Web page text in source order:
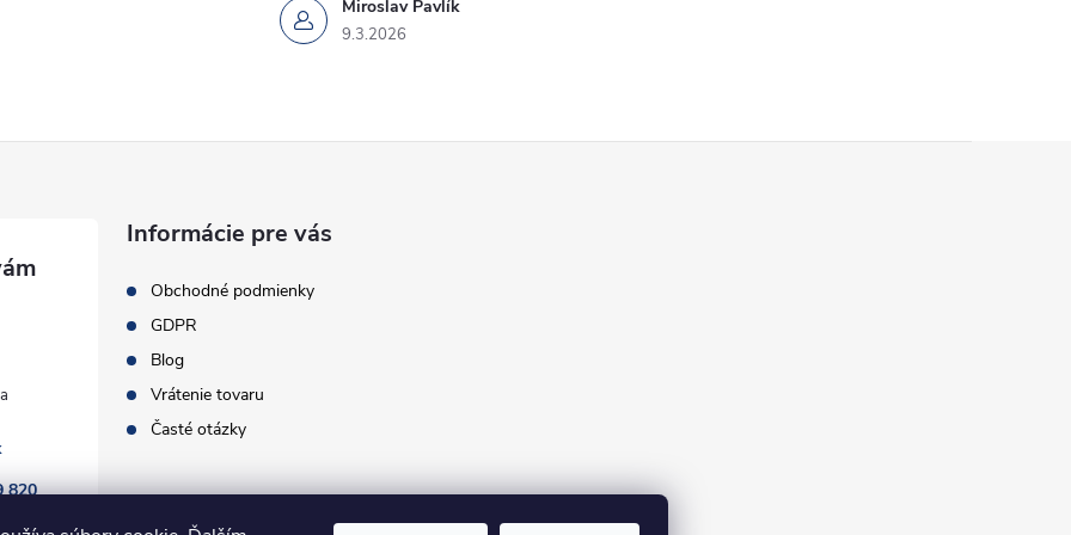
Miroslav Pavlík
9.3.2026
820
Informácie pre vás
Obchodné podmienky
GDPR
Blog
Vrátenie tovaru
Časté otázky